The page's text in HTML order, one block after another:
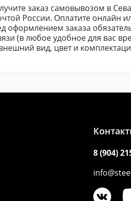
заказ самовывозом в
России. Оплатите онлайн
оформлением заказа
(в любое удобное для вас
вид, цвет и
8 (904)